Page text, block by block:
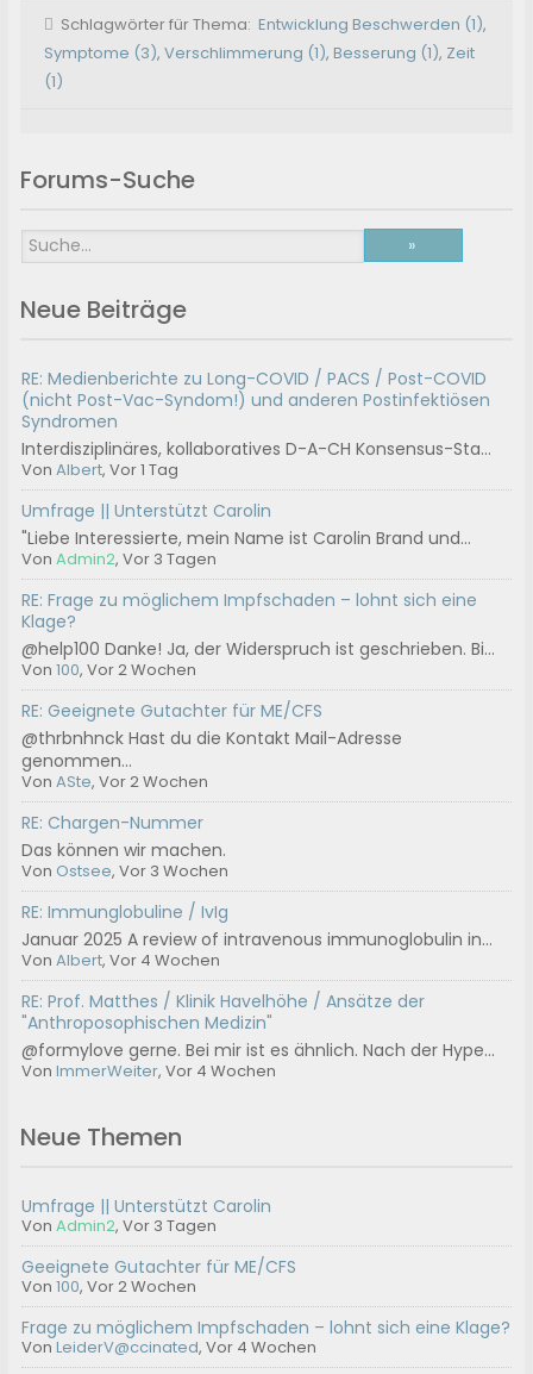
Schlagwörter für Thema: Entwicklung Beschwerden (1),
Symptome (3), Verschlimmerung (1), Besserung (1), Zeit
(1)
Forums-Suche
Neue Beiträge
RE: Medienberichte zu Long-COVID / PACS / Post-COVID
(nicht Post-Vac-Syndom!) und anderen Postinfektiösen
Syndromen
Interdisziplinäres, kollaboratives D-A-CH Konsensus-Sta...
VonAlbert, Vor 1 Tag
Umfrage || Unterstützt Carolin
"Liebe Interessierte, mein Name ist Carolin Brand und...
VonAdmin2, Vor 3 Tagen
RE: Frage zu möglichem Impfschaden – lohnt sich eine
Klage?
@help100 Danke! Ja, der Widerspruch ist geschrieben. Bi...
Von100, Vor 2 Wochen
RE: Geeignete Gutachter für ME/CFS
@thrbnhnck Hast du die Kontakt Mail-Adresse
genommen...
VonASte, Vor 2 Wochen
RE: Chargen-Nummer
Das können wir machen.
Von Ostsee, Vor 3 Wochen
RE: Immunglobuline / IvIg
Januar 2025 A review of intravenous immunoglobulin in...
VonAlbert, Vor 4 Wochen
RE: Prof. Matthes / Klinik Havelhöhe / Ansätze der
"Anthroposophischen Medizin"
@formylove gerne. Bei mir ist es ähnlich. Nach der Hype...
VonImmerWeiter, Vor 4 Wochen
Neue Themen
Umfrage || Unterstützt Carolin
VonAdmin2,Vor 3 Tagen
Geeignete Gutachter für ME/CFS
Von100,Vor 2 Wochen
Frage zu möglichem Impfschaden – lohnt sich eine Klage?
VonLeiderV@ccinated,Vor 4 Wochen